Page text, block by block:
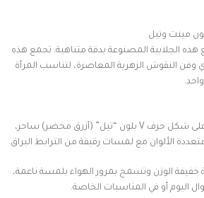
لون مينت وتيل
هذه الجلابية المصنوعة بدقة متناهية. تجمع هذه
وفن النقوش الزهرية المعاصرة، لتناسب المرأة
فتحة رقبة متقنة: تتميز بياقة على شكل حرف V بلون “تيل” (أزرق مخضر) ساحر،
الألوان مع لمسات رقيقة من الترابط البراق.
الوزن وتسمح بمرور الهواء بلمسة ناعمة،
اليوم أو في المناسبات الخاصة.